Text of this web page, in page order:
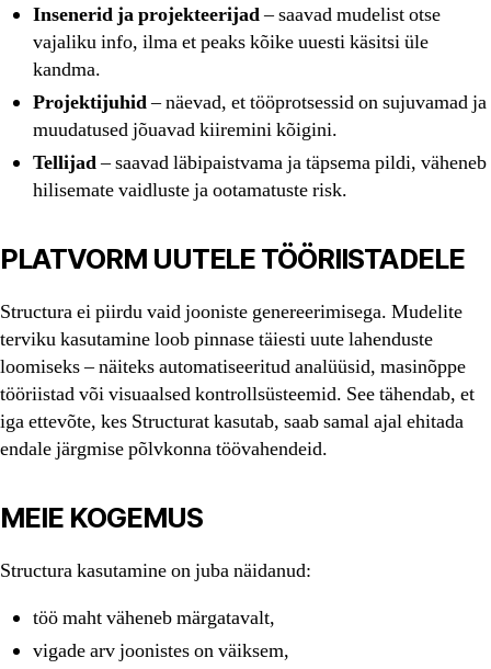
Insenerid ja projekteerijad– saavad mudelist otse
vajaliku info, ilma et peaks kõike uuesti käsitsi üle
kandma.
Projektijuhid– näevad, et tööprotsessid on sujuvamad ja
muudatused jõuavad kiiremini kõigini.
Tellijad– saavad läbipaistvama ja täpsema pildi, väheneb
hilisemate vaidluste ja ootamatuste risk.
PLATVORM UUTELE TÖÖRIISTADELE
Structura ei piirdu vaid jooniste genereerimisega. Mudelite
terviku kasutamine loob pinnase täiesti uute lahenduste
loomiseks – näiteks automatiseeritud analüüsid, masinõppe
tööriistad või visuaalsed kontrollsüsteemid. See tähendab, et
iga ettevõte, kes Structurat kasutab, saab samal ajal ehitada
endale järgmise põlvkonna töövahendeid.
MEIE KOGEMUS
Structura kasutamine on juba näidanud:
töö maht väheneb märgatavalt,
vigade arv joonistes on väiksem,